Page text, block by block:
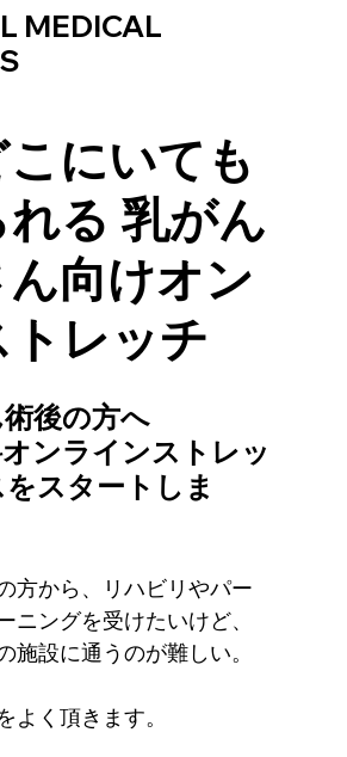
MEDICAL
にいても
る 乳がん
向けオン
トレッチ
後の方へ
オンラインストレッ
スタートしま
方から、リハビリやパー
ニングを受けたいけど、
施設に通うのが難しい。
よく頂きます。